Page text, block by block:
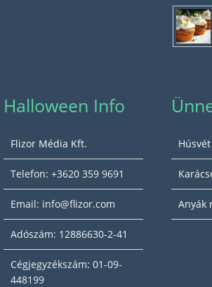
Halloween Info
Flizor Média Kft.
Telefon: +3620 359 9691
Email: info@flizor.com
Adószám: 12886630-2-41
Cégjegyzékszám: 01-09-
448199
Húsvét
Anyák